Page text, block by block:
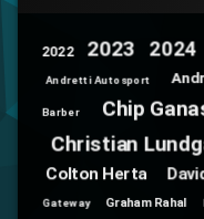
2022 2023 2024
Andretti Autosport
Barber
Chip
Christian
Colton Herta
Gateway Graham Rahal